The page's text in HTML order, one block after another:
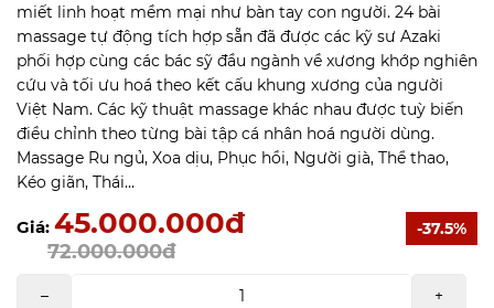
miết linh hoạt mềm mại như bàn tay con người. 24 bài
massage tự động tích hợp sẵn đã được các kỹ sư Azaki
phối hợp cùng các bác sỹ đầu ngành về xương khớp nghiên
cứu và tối ưu hoá theo kết cấu khung xương của người
Việt Nam. Các kỹ thuật massage khác nhau được tuỳ biến
điều chỉnh theo từng bài tập cá nhân hoá người dùng.
Massage Ru ngủ, Xoa dịu, Phục hồi, Người già, Thể thao,
Kéo giãn, Thái…
Giá: 45.000.000đ
72.000.000đ
-37.5%
– +